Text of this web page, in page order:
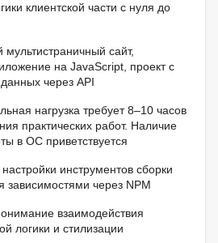
клиентской части с нуля до
мультистраничный сайт,
на JavaScript, проект с
через API
нагрузка требует 8–10 часов
практических работ. Наличие
в ОС приветствуется
инструментов сборки
зависимостями через NPM
взаимодействия
логики и стилизации